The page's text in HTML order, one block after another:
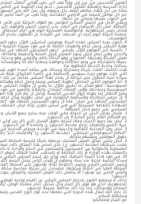
القلبَين الأقدسيَن في عين إبل، وإننا نقف الى جانب أهالي الطلاّب
إدارة المدرسة ورهبانية القلبَين الأقدسَين ، ندعو أبناء الكنيسة في
صلاة من أجل إنهاء مظاهر العنف بكل وجوهه، وأن يمنّ الله على
خير كل مواطن لاسيّما في الأراضي المقدّسة. وإننا نعرب عن ألمنا
في الجنوب، نعزّيها ونصلي من أجلها.
ويبقى الأمل في الجيش اللبنانيّ المؤتمن مع القوّات الدوليّة على
اللبنانيّة. فمن أجل الإستقرار في البلاد، يجب تحصين الجيش والوقوف
إنتخاب رئيس للجمهوريّة. فالمؤسّسة العسكريّة اليوم هي أمام
مصلحة الدولة اليوم إجراء أي تعديلات في القيادة. بل المطلوب بإلحاح
المؤسّسات.
6. تتناول دورة المجلس لهذه السنة موضوعَين أساسيَّين: الاوّل، حضور
هوّية المجلس وعمل لجانه والهيئات التابعة له في ضوء مسيرة الكنيسة
7. بالنسبة إلى الموضوع الأوّل، يقتضي “حضور المسيحيّين الشاهد في
والخارج، وهي إعلان إنجيل يسوع المسيح، إنجيل المحبة والحقيقة
نعيش الشركة ببُعدَيها: العامودي وهو اتّحادُنا بالله، والأفقي وهو وحدتنا
جميعًا بالمشاركة في وضع امكاناتنا ومواهبنا وعطايا الله لنا
رسالتنا، وتأدية الخدمة المطلوبة منا.
هذه الكلمات الثلاث: شركة ومشاركة ورسالة، هي بمثابة أعمدة تقوم
التي كانت موضوع دورة سينودس الأساقفة في حاضرة الفاتيكان طيلة
سيادة أخينا المطران منير خيرالله أن يقدّم لهذا المجلس ملخّصًا عن تلك
8. أما الموضوع الثاني المختصّ “بهوية المجلس وبنيته وعمل لجانه
السينودسية”، فهو بشكلٍ ما تطبيق للأوّل. ما يعني أنّ مكوّنات المجلس
السينودسية ومبادئها، وهي: الإصغاء المتبادل، والصلاة، والتمييز في
وفتح الأذهان لِما يقوله الروح القدس للكنيسة. ونأمل أن يتمّ طرح هذا
9. إنّ مجلس البطاركة والأساقفة الكاثوليك في لبنان، بهوّيته وبكلّ
المسيحيّين الشاهد في لبنان”. قلنا أنّ حضور المسيحيين الشاهد هو:
الشهادة بالثقافة المسيحيّة التي هي أساس تكوين دولة لبنان،
السياسي على جميع بلدان المنطقة.
1. فلبنان يفصل الدين عن الدولة، وفي الوقت عينه يحترم جميع الأديان،
مع الانتظام العام (راجع المادة 9 من الدستور).
2. لبنان يقرّ جميع الحريات وفقًا لشرعة حقوق الإنسان التي كان بين
حرية الضمير والمعتقد (راجع مقدمة الدستور، ج، والمادة 9 من الدستور).
3. لبنان يعزّز التعدّدية الثقافية والدينية في الوحدة، ويرفض الأحادية في
“النظام الديموقراطي البرلماني” (مقدمة الدستور، ج) “والاقتصاد
حقوق المواطنين وعيشهم بكرامة.
4. لبنان يتبنّى ميثاق العيش المشترك، ويجعله شرطًا لشرعية السلطة
فقدت شرعيّتها (مقدمة الدستور، ي). على أساس هذا الميثاق كانت
المتساوية والمتوازية بين المسيحيين والمسلمين في الحكم والإدارة، لا
بالتمسّك بهذه الوزارة أو تلك للطائفة أو للمذهب. فهذا انتهاك لجوهر
10. في ضوء هذه الميزة اللبنانية، كيف وبأيّ حق يُحجم المجلس
وسدّة الرئاسة فارغة منذ سنة. ومعلوم أنّ بغياب الرأس ينشلّ الجسم
ورئيس المجلس النيابي ورئيس الحكومة ثلاثة مؤتمنون على السلطة
السلطة العليا في الدولة شرعيّتها. فنتساءل: اين شرعيّة ممارسة
والرأس الأعلى غير موجود؟ ألا يناقض ذلك العيش المشترك والميثاق،
الدستور؟
لذلك، لا نستطيع القبول بإحجام المجلس النيابي عن القيام بواجبه
للجمهورية، الذي هو فوق كلّ اعتبار وكلّ شخص. أمام مصلحة الوطن،
المصالح والاعتبارات، وما عدا ذلك مخالفة جسيمة للدستور.
11. بارك الله أعمال هذه الدورة التي نضعها تحت أنوار الروح القدس،
وسلطانة السلام.
مع الشكر لإصغائكم!